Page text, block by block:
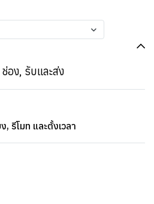
อง, รับและส่ง
รีโมท และตั้งเวลา